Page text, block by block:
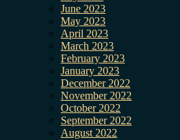
June 2023
May 2023
April 2023
March 2023
February 2023
January 2023
December 2022
November 2022
October 2022
September 2022
August 2022